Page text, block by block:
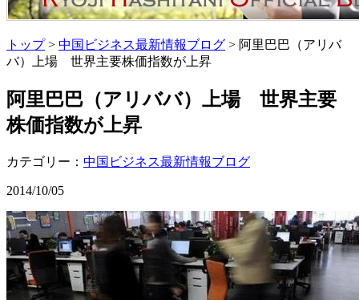
トップ> 中国ビジネス最新情報ブログ > 阿里巴巴（アリバ
バ）上場 世界主要株価指数が上昇
阿里巴巴（アリババ）上場 世界主要
株価指数が上昇
カテゴリー： 中国ビジネス最新情報ブログ
2014/10/05